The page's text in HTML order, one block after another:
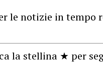
le notizie in tempo
la stellina ★ per